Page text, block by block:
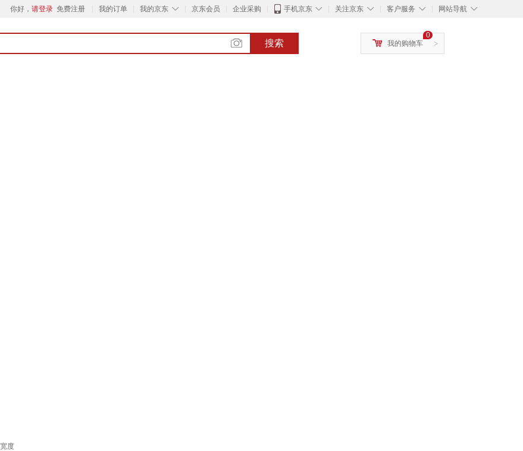
你好， 请登录 免费注册 我的订单 ◇
我的京东 京东会员 企业采购 ◇
手机京东 ◇
关注京东 ◇
客户服务 ◇
网站导航
搜索 >
0
我的购物车
宽度